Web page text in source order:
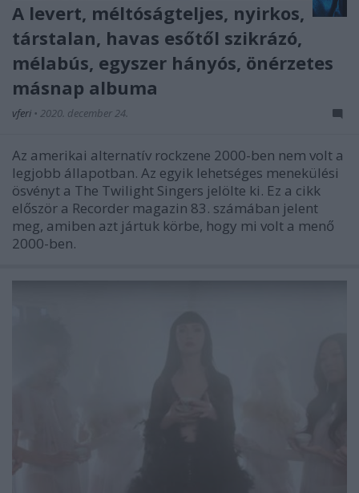
A levert, méltóságteljes, nyirkos,
társtalan, havas esőtől szikrázó,
mélabús, egyszer hányós, önérzetes
másnap albuma
vferi • 2020. december 24.
Az amerikai alternatív rockzene 2000-ben nem volt a
legjobb állapotban. Az egyik lehetséges menekülési
ösvényt a The Twilight Singers jelölte ki. Ez a cikk
először a Recorder magazin 83. számában jelent
meg, amiben azt jártuk körbe, hogy mi volt a menő
2000-ben.